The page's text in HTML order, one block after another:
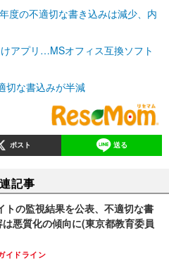
度の不適切な書き込みは減少、内
アプリ…MSオフィス互換ソフト
切な書込みが半減
ポスト 送る
記事
トの監視結果を公表、不適切な書
悪質化の傾向に(東京都教育委員
イドライン